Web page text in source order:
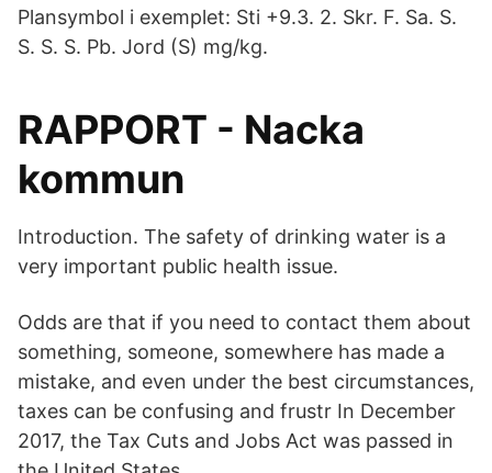
Plansymbol i exemplet: Sti +9.3. 2. Skr. F. Sa. S.
S. S. S. Pb. Jord (S) mg/kg.
RAPPORT - Nacka
kommun
Introduction. The safety of drinking water is a
very important public health issue.
Odds are that if you need to contact them about
something, someone, somewhere has made a
mistake, and even under the best circumstances,
taxes can be confusing and frustr In December
2017, the Tax Cuts and Jobs Act was passed in